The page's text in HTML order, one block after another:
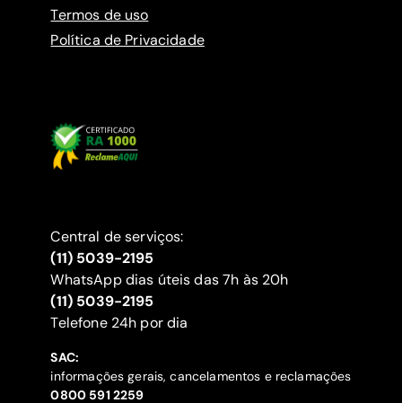
Termos de uso
Política de Privacidade
Central de serviços:
(11) 5039-2195
WhatsApp dias úteis das 7h às 20h
(11) 5039-2195
‍Telefone 24h por dia
SAC:
informações gerais, cancelamentos e reclamações
‍0800 591 2259